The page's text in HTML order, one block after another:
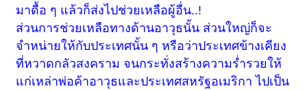
มาดื้อ ๆ แล้วก็ส่งไปช่วยเหลือผู้อื่น..!
ส่วนการช่วยเหลือทางด้านอาวุธนั้น ส่วนใหญ่ก็จะ
จำหน่ายให้กับประเทศนั้น ๆ หรือว่าประเทศข้างเคียง
ที่หวาดกลัวสงคราม จนกระทั่งสร้างความร่ำรวยให้
แก่เหล่าพ่อค้าอาวุธและประเทศสหรัฐอเมริกา ไปเป็น